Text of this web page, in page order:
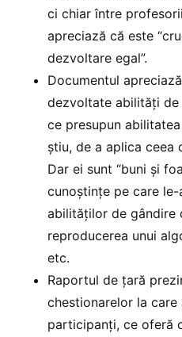
ci chiar între
apreciază că este
dezvoltare egal”.
Documentul
dezvoltate abilități de
ce presupun
știu, de a aplica ceea
Dar ei sunt “buni și
cunoștințe pe care le-
abilităților de gândire
reproducerea unui
etc.
Raportul de țară
chestionarelor la care
participanți, ce oferă